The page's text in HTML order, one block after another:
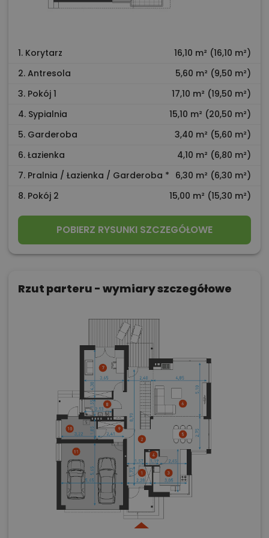
1. Korytarz
16,10 m² (16,10 m²)
2. Antresola
5,60 m² (9,50 m²)
3. Pokój 1
17,10 m² (19,50 m²)
4. Sypialnia
15,10 m² (20,50 m²)
5. Garderoba
3,40 m² (5,60 m²)
6. Łazienka
4,10 m² (6,80 m²)
7. Pralnia / Łazienka / Garderoba * 6,30 m² (6,30 m²)
8. Pokój 2
15,00 m² (15,30 m²)
POBIERZ RYSUNKI SZCZEGÓŁOWE
Rzut parteru - wymiary szczegółowe